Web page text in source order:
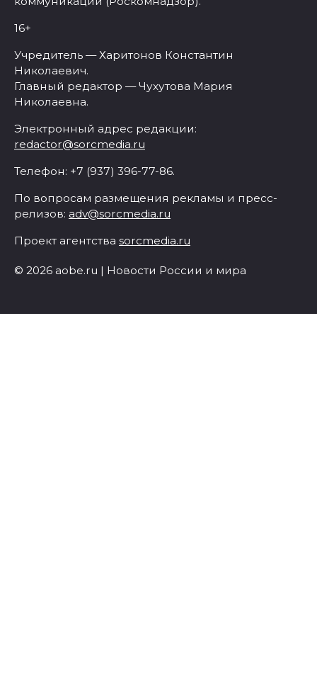
16+
Учредитель — Харитонов Константин
Николаевич.
Главный редактор — Чухутова Мария
Николаевна.
Электронный адрес редакции:
redactor@sorcmedia.ru
Телефон: +7 (937) 396-77-86.
По вопросам размещения рекламы и пресс-
релизов: adv@sorcmedia.ru
Проект агентства sorcmedia.ru
© 2026 aobe.ru | Новости России и мира